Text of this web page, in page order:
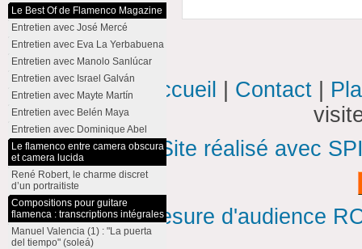
Le Best Of de Flamenco Magazine
Entretien avec José Mercé
Entretien avec Eva La Yerbabuena
Entretien avec Manolo Sanlúcar
Entretien avec Israel Galván
Entretien avec Mayte Martín
Entretien avec Belén Maya
Entretien avec Dominique Abel
Le flamenco entre camera obscura
et camera lucida
René Robert, le charme discret
d’un portraitiste
Compositions pour guitare
flamenca : transcriptions intégrales
Manuel Valencia (1) : "La puerta
del tiempo" (soleá)
Accueil Contact
Site réalisé avec
Mesure d'audience